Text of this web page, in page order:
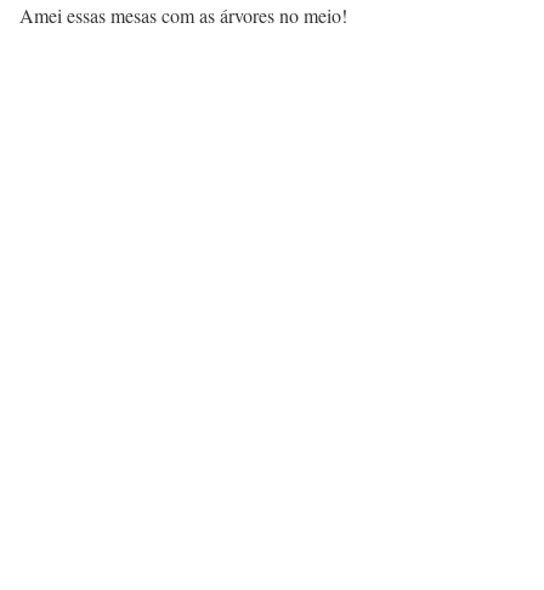
Amei essas mesas com as árvores no meio!